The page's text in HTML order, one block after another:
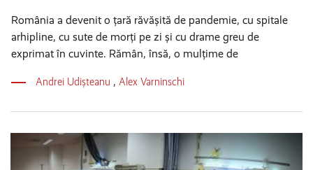
România a devenit o țară răvășită de pandemie, cu spitale
arhipline, cu sute de morți pe zi și cu drame greu de
exprimat în cuvinte. Rămân, însă, o mulțime de
Andrei Udișteanu , Alex Varninschi